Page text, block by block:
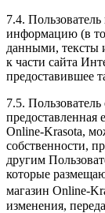
7.4.
информацию (в
данными, тексты
к части сайта
предоставившее
7.5.
предоставленная
Online-Krasota,
собственности,
другим
которые
магазин Online-
изменения,